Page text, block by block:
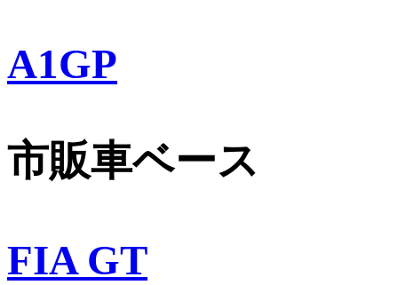
A1GP
市販車ベース
FIA GT